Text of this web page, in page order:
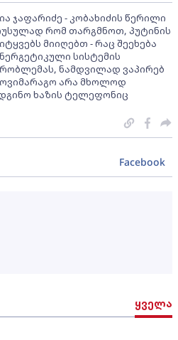
ჯაფარიძე - კობახიძის წერილი
რომ თარგმნოთ, პუტინის
მიიღებთ - რაც შეეხება
სისტემის
ნამდვილად ვაპირებ
არა მხოლოდ
ხაზის ტელეფონიც
ყველა
Facebook